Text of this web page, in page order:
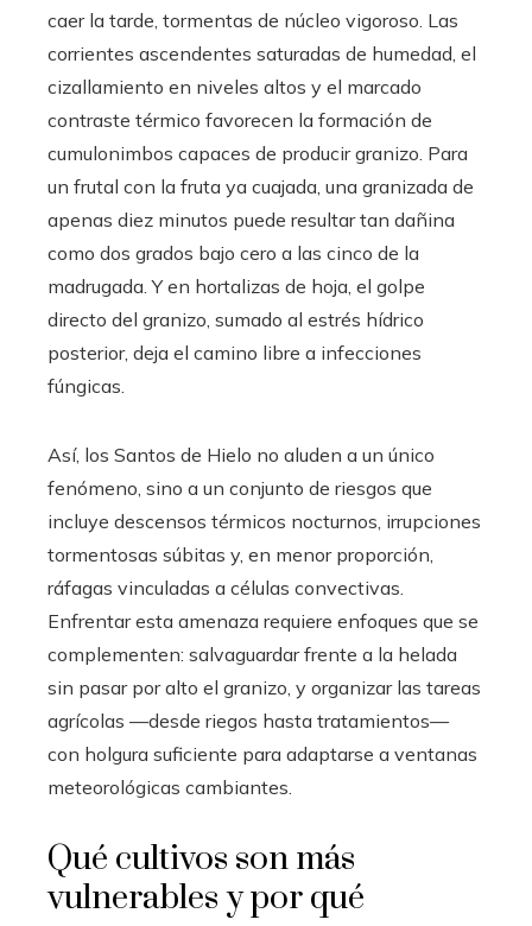
caer la tarde, tormentas de núcleo vigoroso. Las
corrientes ascendentes saturadas de humedad, el
cizallamiento en niveles altos y el marcado
contraste térmico favorecen la formación de
cumulonimbos capaces de producir granizo. Para
un frutal con la fruta ya cuajada, una granizada de
apenas diez minutos puede resultar tan dañina
como dos grados bajo cero a las cinco de la
madrugada. Y en hortalizas de hoja, el golpe
directo del granizo, sumado al estrés hídrico
posterior, deja el camino libre a infecciones
fúngicas.
Así, los Santos de Hielo no aluden a un único
fenómeno, sino a un conjunto de riesgos que
incluye descensos térmicos nocturnos, irrupciones
tormentosas súbitas y, en menor proporción,
ráfagas vinculadas a células convectivas.
Enfrentar esta amenaza requiere enfoques que se
complementen: salvaguardar frente a la helada
sin pasar por alto el granizo, y organizar las tareas
agrícolas —desde riegos hasta tratamientos—
con holgura suficiente para adaptarse a ventanas
meteorológicas cambiantes.
Qué cultivos son más
vulnerables y por qué